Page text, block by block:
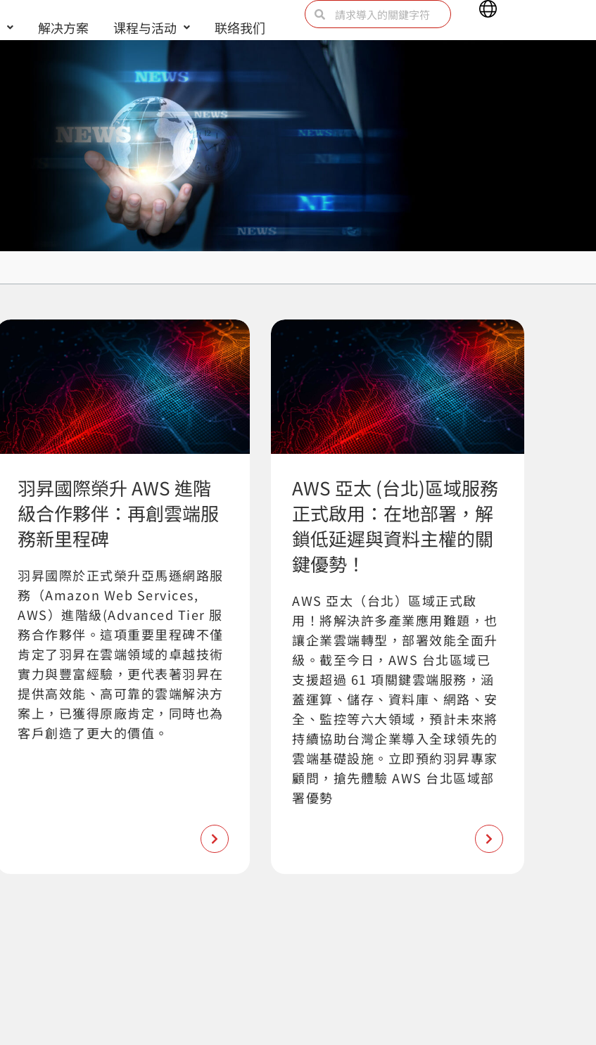
解决方案 课程与活动 联络我们
SearchSearch
Main
Menu
羽昇國際榮升 AWS 進階
級合作夥伴：再創雲端服
務新里程碑
羽昇國際於正式榮升亞馬遜網路服
務（Amazon Web Services,
AWS）進階級(Advanced Tier 服
務合作夥伴。這項重要里程碑不僅
肯定了羽昇在雲端領域的卓越技術
實力與豐富經驗，更代表著羽昇在
提供高效能、高可靠的雲端解決方
案上，已獲得原廠肯定，同時也為
客戶創造了更大的價值。
AWS 亞太 (台北)區域服務
正式啟用：在地部署，解
鎖低延遲與資料主權的關
鍵優勢！
AWS 亞太（台北）區域正式啟
用！將解決許多產業應用難題，也
讓企業雲端轉型，部署效能全面升
級。截至今日，AWS 台北區域已
支援超過 61 項關鍵雲端服務，涵
蓋運算、儲存、資料庫、網路、安
全、監控等六大領域，預計未來將
持續協助台灣企業導入全球領先的
雲端基礎設施。立即預約羽昇專家
顧問，搶先體驗 AWS 台北區域部
署優勢